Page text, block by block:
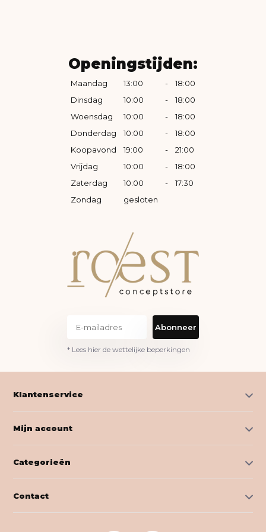
Openingstijden:
Maandag 13:00 -
18:00
Dinsdag
10:00 -
18:00
Woensdag
10:00 -
18:00
Donderdag
10:00 -
18:00
Koopavond
19:00 -
21:00
Vrijdag
10:00 -
18:00
Zaterdag
10:00 -
17:30
Zondag
gesloten
Abonneer
* Lees hier de wettelijke beperkingen
Klantenservice
Mijn account
Categorieën
Contact